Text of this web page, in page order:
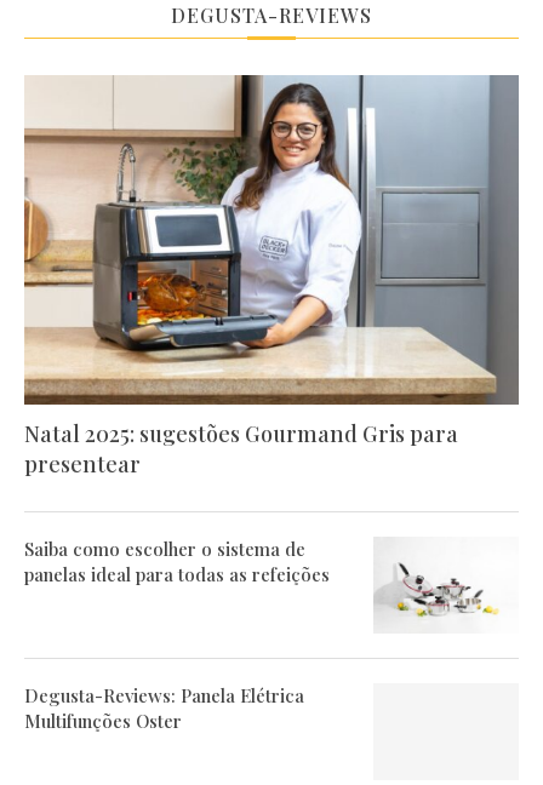
DEGUSTA-REVIEWS
Natal 2025: sugestões Gourmand Gris para
presentear
Saiba como escolher o sistema de
panelas ideal para todas as refeições
Degusta-Reviews: Panela Elétrica
Multifunções Oster